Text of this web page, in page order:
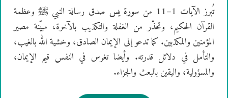
تُبرز الآيات 1–11 من سورة يس صدق رسالة النبي ﷺ وعظمة
القرآن الحكيم، وتحذّر من الغفلة والتكذيب بالآخرة، مبيّنة مصير
المؤمنين والمكذبين. كما تدعو إلى الإيمان الصادق، وخشية الله بالغيب،
والتأمل في دلائل قدرته. وأيضا تغرس في النفس قيم الإيمان،
والمسؤولية، واليقين بالبعث والجزاء.